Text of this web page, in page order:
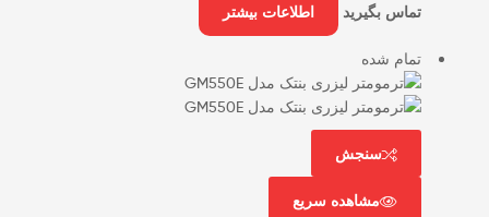
تماس بگیرید اطلاعات بیشتر
تمام شده
سنجش
مشاهده سریع